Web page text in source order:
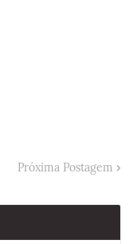
Próxima Postagem